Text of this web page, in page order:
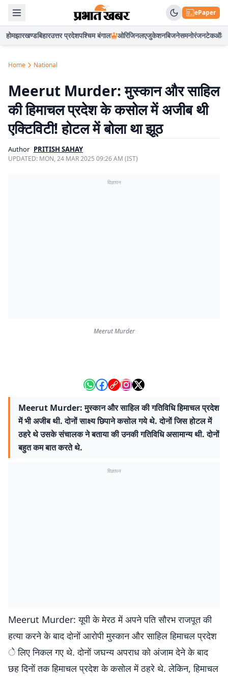
ePaper
होमझारखण्डबिहारउत्तर प्रदेशपश्चिम बंगाल ओरिजिनलएजुकेशनबिजनेसमनोरंजनटेकऑटो
Home National
Meerut Murder: मुस्कान और साहिल
की हिमाचल प्रदेश के कसोल में अजीब थी
एक्टिविटी! होटल में बोला था झूठ
Author PRITISH SAHAY
UPDATED: MON, 24 MAR 2025 09:26 AM (IST)
विज्ञापन
Meerut Murder
Meerut Murder: मुस्कान और साहिल की गतिविधि हिमाचल प्रदेश
में भी अजीब थी. दोनों साक्ष्य छिपाने कसोल गये थे. दोनों जिस होटल में
ठहरे थे उसके संचालक ने बताया की उनकी गतिविधि असामान्य थी. दोनों
बहुत कम बात करते थे.
विज्ञापन
Meerut Murder: यूपी के मेरठ में अपने पति सौरभ राजपूत की
हत्या करने के बाद दोनों आरोपी मुस्कान और साहिल हिमाचल प्रदेश
े लिए निकल गए थे. दोनों जघन्य अपराध को अंजाम देने के बाद
छह दिनों तक हिमाचल प्रदेश के कसोल में ठहरे थे. लेकिन, हिमाचल